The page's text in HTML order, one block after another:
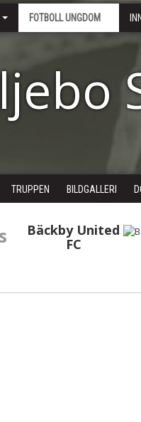
FOTBOLL UNGDOM
TRUPPEN BILDGALLERI
Bäckby United
FC